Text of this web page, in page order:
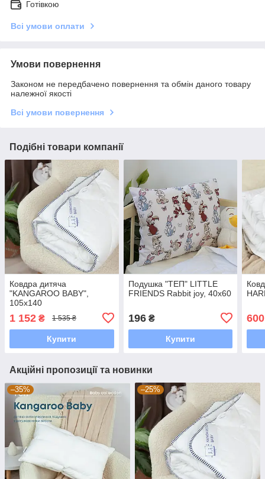
Готівкою
Всі умови оплати
Умови повернення
Законом не передбачено повернення та обмін даного товару
належної якості
Всі умови повернення
Подібні товари компанії
Ковдра дитяча
"KANGAROO ВАВY",
105x140
1 152 ₴ 1 535 ₴
Купити
Подушка "ТЕП" LITTLE
FRIENDS Rabbit joy, 40x60
196₴
Купити
600
Акційні пропозиції та новинки
–35% –25%